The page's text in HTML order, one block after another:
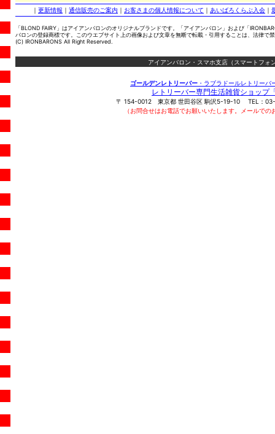
｜ 更新情報 ｜ 通信販売のご案内 ｜ お客さまの個人情報について ｜ あいばろくらぶ入会 ｜
「BLOND FAIRY」はアイアンバロンのオリジナルブランドです。「アイアンバロン」および「
バロンの登録商標です。このウエブサイト上の画像および文章を無断で転載・引用することは、法律で
(C) IRONBARONS All Right Reserved.
アイアンバロン・スマホ支店（スマートフォ
ゴールデンレトリーバー ・ラブラドールレトリー
レトリーバー専門生活雑貨ショップ
〒 154-0012 東京都 世田谷区 駒沢5-19-10 TEL：
（お問合せはお電話でお願いいたします。メールで